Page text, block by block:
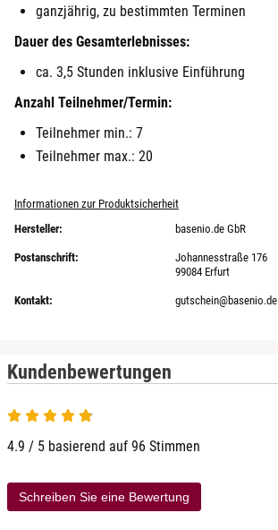
ganzjährig, zu bestimmten Terminen
Dauer des Gesamterlebnisses:
ca. 3,5 Stunden inklusive Einführung
Anzahl Teilnehmer/Termin:
Teilnehmer min.: 7
Teilnehmer max.: 20
Informationen zur Produktsicherheit
Hersteller:
basenio.de GbR
Postanschrift:
Johannesstraße 176
99084 Erfurt
Kontakt: gutschein@basenio.de
Kundenbewertungen
4.9 von 5
4.9 / 5 basierend auf 96 Stimmen
Schreiben Sie eine Bewertung